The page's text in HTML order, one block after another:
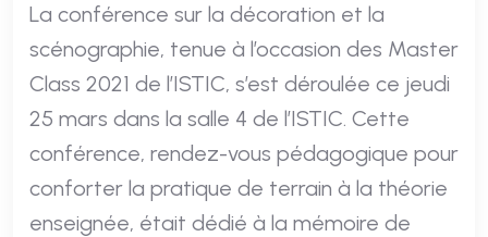
La conférence sur la décoration et la
scénographie, tenue à l’occasion des Master
Class 2021 de l’ISTIC, s’est déroulée ce jeudi
25 mars dans la salle 4 de l’ISTIC. Cette
conférence, rendez-vous pédagogique pour
conforter la pratique de terrain à la théorie
enseignée, était dédié à la mémoire de